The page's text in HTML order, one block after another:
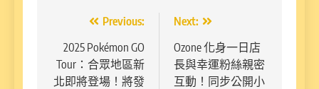
章
導
Previous:
2025 Pokémon GO
Tour：合眾地區新
北即將登場！將發
Next:
Ozone 化身一日店
長與幸運粉絲親密
互動！同步公開小